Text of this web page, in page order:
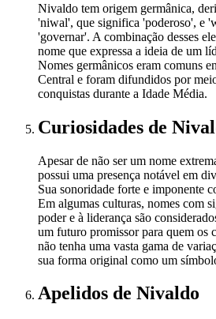
Nivaldo tem origem germânica,
'niwal', que significa 'poderoso', e
'governar'. A combinação desses
nome que expressa a ideia de um
Nomes germânicos eram comuns
Central e foram difundidos por
conquistas durante a Idade Média.
Curiosidades de
Apesar de não ser um nome
possui uma presença notável em
Sua sonoridade forte e imponente
Em algumas culturas, nomes com
poder e à liderança são
um futuro promissor para quem os
não tenha uma vasta gama de
sua forma original como um
Apelidos de Nivaldo